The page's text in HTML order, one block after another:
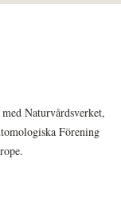
Naturvårdsverket,
Förening